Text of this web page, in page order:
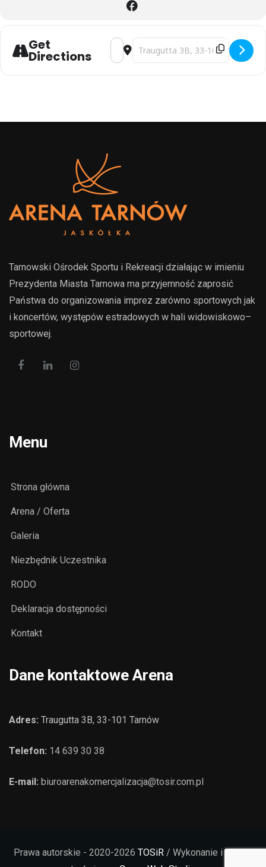
Get
Directions
Address - CEV VOLLEYBALL
Destination Address - CEV
Tarnowski Ośrodek Sportu i Rekreacji działając w imieniu
Prezydenta Miasta Tarnowa ma przyjemność zaprosić
Państwa do organizowania imprez zarówno sportowych jak
i koncertów, występów estradowych w hali widowiskowo–
sportowej.
Menu
Strona główna
Arena / Oferta
Galeria
Niezbędnik Uczestnika
RODO
Deklaracja dostępności
Kontakt
Dane kontaktowe Arena
Adres: Traugutta 3B, 33-101 Tarnów
Telefon: 14 639 30 38
E-mail: biuroarenakomercjalizacja@tosir.com.pl
Prawa autorskie - 2020-2026 TOSiR/ Wykonanie i opieka